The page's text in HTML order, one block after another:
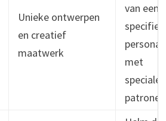
Unieke ontwerpen
en creatief
maatwerk
van een
specifiek
met
speciale
patronen